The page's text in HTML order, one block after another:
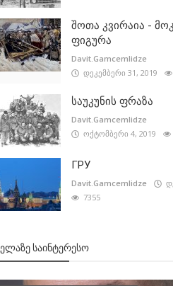
შოთა კვირაია -
ფიგურა
Davit.Gamcemlidze
დეკემბერი 31, 2019
საუკუნის ფრაზა
Davit.Gamcemlidze
ოქტომბერი 4, 2019
ГРУ
Davit.Gamcemlidze
7355
ᲡᲐᲘᲜᲢᲔᲠᲔᲡᲝ